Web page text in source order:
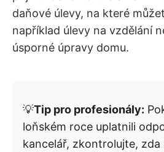
daňové úlevy, na které
například úlevy na vzdělání
úsporné úpravy domu.
💡Tip pro profesionály:
loňském roce uplatnili
kancelář, zkontrolujte, zda